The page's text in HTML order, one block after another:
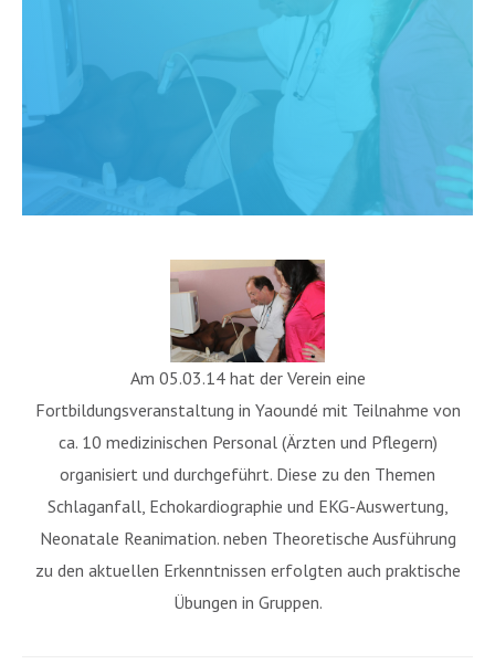
Am 05.03.14 hat der Verein eine
Fortbildungsveranstaltung in Yaoundé mit Teilnahme von
ca. 10 medizinischen Personal (Ärzten und Pflegern)
organisiert und durchgeführt. Diese zu den Themen
Schlaganfall, Echokardiographie und EKG-Auswertung,
Neonatale Reanimation. neben Theoretische Ausführung
zu den aktuellen Erkenntnissen erfolgten auch praktische
Übungen in Gruppen.